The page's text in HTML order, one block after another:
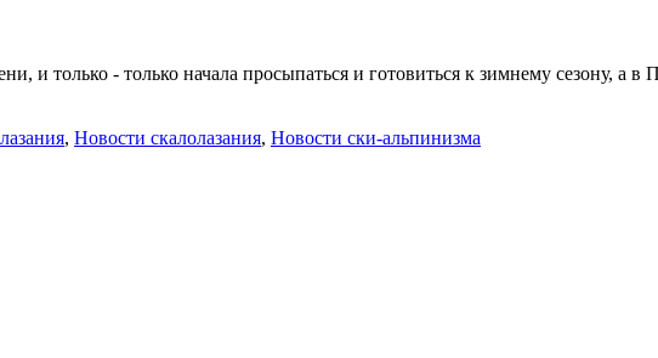
и только - только начала просыпаться и готовиться к зимнему сезону, а
, Новости скалолазания, Новости ски-альпинизма